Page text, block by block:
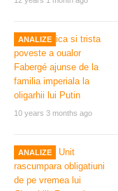
ANALIZE
10 years 3 months ago
ANALIZE